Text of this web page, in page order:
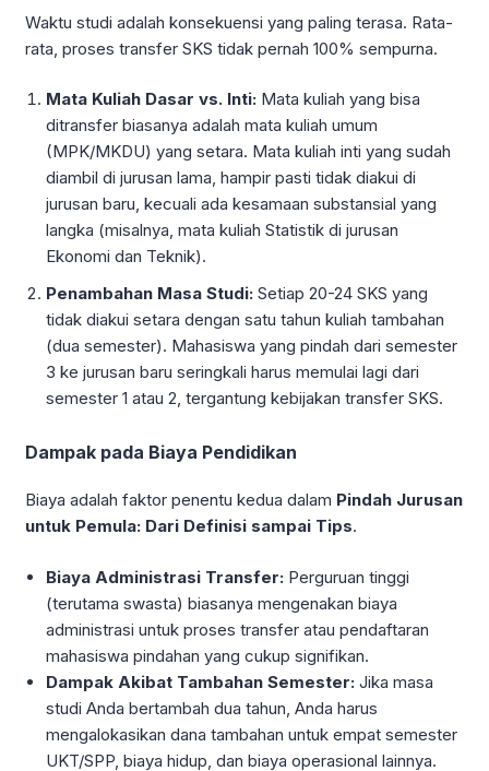
Waktu studi adalah konsekuensi yang paling terasa. Rata-
rata, proses transfer SKS tidak pernah 100% sempurna.
Mata Kuliah Dasar vs. Inti: Mata kuliah yang bisa
ditransfer biasanya adalah mata kuliah umum
(MPK/MKDU) yang setara. Mata kuliah inti yang sudah
diambil di jurusan lama, hampir pasti tidak diakui di
jurusan baru, kecuali ada kesamaan substansial yang
langka (misalnya, mata kuliah Statistik di jurusan
Ekonomi dan Teknik).
Penambahan Masa Studi: Setiap 20-24 SKS yang
tidak diakui setara dengan satu tahun kuliah tambahan
(dua semester). Mahasiswa yang pindah dari semester
3 ke jurusan baru seringkali harus memulai lagi dari
semester 1 atau 2, tergantung kebijakan transfer SKS.
Dampak pada Biaya Pendidikan
Biaya adalah faktor penentu kedua dalam Pindah Jurusan
untuk Pemula: Dari Definisi sampai Tips.
Biaya Administrasi Transfer: Perguruan tinggi
(terutama swasta) biasanya mengenakan biaya
administrasi untuk proses transfer atau pendaftaran
mahasiswa pindahan yang cukup signifikan.
Dampak Akibat Tambahan Semester: Jika masa
studi Anda bertambah dua tahun, Anda harus
mengalokasikan dana tambahan untuk empat semester
UKT/SPP, biaya hidup, dan biaya operasional lainnya.